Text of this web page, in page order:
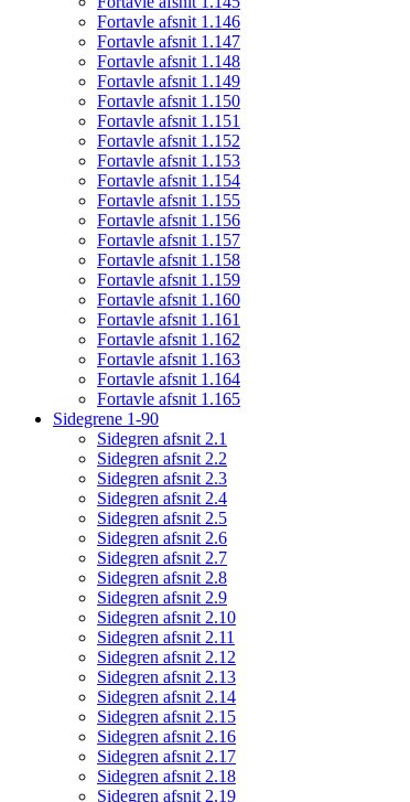
Fortavle afsnit 1.146
Fortavle afsnit 1.147
Fortavle afsnit 1.148
Fortavle afsnit 1.149
Fortavle afsnit 1.150
Fortavle afsnit 1.151
Fortavle afsnit 1.152
Fortavle afsnit 1.153
Fortavle afsnit 1.154
Fortavle afsnit 1.155
Fortavle afsnit 1.156
Fortavle afsnit 1.157
Fortavle afsnit 1.158
Fortavle afsnit 1.159
Fortavle afsnit 1.160
Fortavle afsnit 1.161
Fortavle afsnit 1.162
Fortavle afsnit 1.163
Fortavle afsnit 1.164
Fortavle afsnit 1.165
Sidegrene 1-90
Sidegren afsnit 2.1
Sidegren afsnit 2.2
Sidegren afsnit 2.3
Sidegren afsnit 2.4
Sidegren afsnit 2.5
Sidegren afsnit 2.6
Sidegren afsnit 2.7
Sidegren afsnit 2.8
Sidegren afsnit 2.9
Sidegren afsnit 2.10
Sidegren afsnit 2.11
Sidegren afsnit 2.12
Sidegren afsnit 2.13
Sidegren afsnit 2.14
Sidegren afsnit 2.15
Sidegren afsnit 2.16
Sidegren afsnit 2.17
Sidegren afsnit 2.18
Sidegren afsnit 2.19